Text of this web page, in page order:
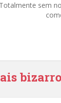
Totalmente sem